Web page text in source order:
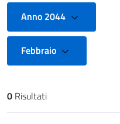
Anno 2044
Febbraio
Risultati di
0 Risultati